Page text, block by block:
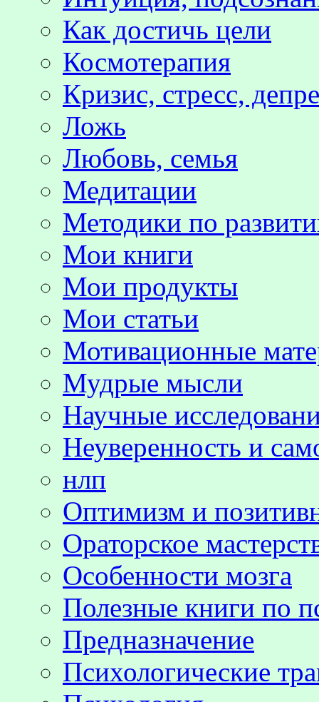
Как достичь цели
Космотерапия
Кризис, стресс,
Ложь
Любовь, семья
Медитации
Методики по
Мои книги
Мои продукты
Мои статьи
Мотивационные
Мудрые мысли
Научные
Неуверенность и
нлп
Оптимизм и
Ораторское
Особенности мозга
Полезные книги по
Предназначение
Психологические